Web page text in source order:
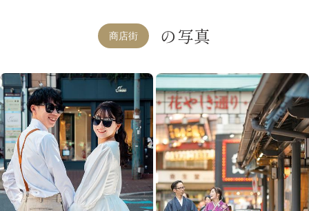
商店街 の写真